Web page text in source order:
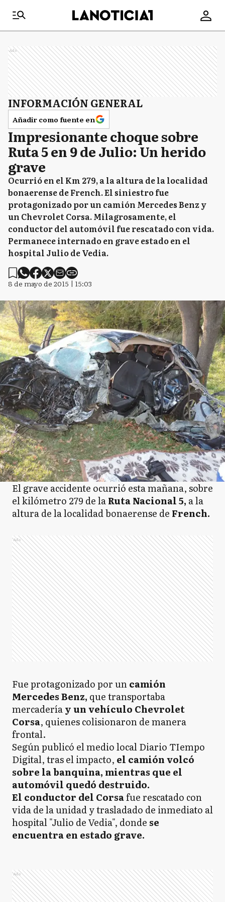
Ads
INFORMACIÓN GENERAL
Añadir como fuente en
Impresionante choque sobre
Ruta 5 en 9 de Julio: Un herido
grave
Ocurrió en el Km 279, a la altura de la localidad
bonaerense de French. El siniestro fue
protagonizado por un camión Mercedes Benz y
un Chevrolet Corsa. Milagrosamente, el
conductor del automóvil fue rescatado con vida.
Permanece internado en grave estado en el
hospital Julio de Vedia.
8 de mayo de 2015 | 15:03
El grave accidente ocurrió esta mañana, sobre
el kilómetro 279 de laRuta Nacional 5, a la
altura de la localidad bonaerense de French.
Ads
Fue protagonizado por uncamión
Mercedes Benz, que transportaba
mercaderíay un vehículo Chevrolet
Corsa, quienes colisionaron de manera
frontal.
Según publicó el medio local Diario TIempo
Digital, tras el impacto, el camión volcó
sobre la banquina, mientras que el
automóvil quedó destruido.
El conductor del Corsafue rescatado con
vida de la unidad y trasladado de inmediato al
hospital "Julio de Vedia", donde se
encuentra en estado grave.
Ads